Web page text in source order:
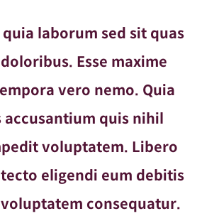
laborum sed sit quas
Esse maxime
vero nemo. Quia
accusantium quis nihil
voluptatem. Libero
eligendi eum debitis
consequatur.